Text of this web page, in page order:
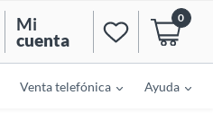
Mi
cuenta
0
Venta telefónica Ayuda